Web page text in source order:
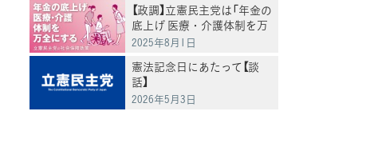
【政調】立憲民主党は「年金の
底上げ 医療・介護体制を万
全にする」
2025年8月1日
憲法記念日にあたって【談
話】
2026年5月3日